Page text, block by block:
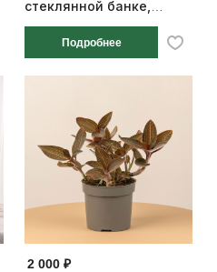
стеклянной банке,
диаметр горшка 14 см,
высота 25 см
Подробнее
2 000 ₽